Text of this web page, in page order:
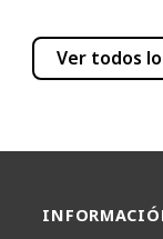
141,03 €